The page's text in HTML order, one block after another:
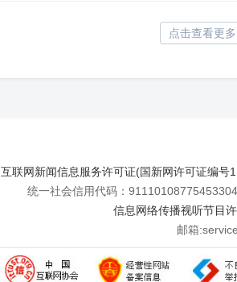
点击查看更多
互联网新闻信息服务许可证(国新网许可证编号
统一社会信用代码：
信息网络传播视听节目
邮箱